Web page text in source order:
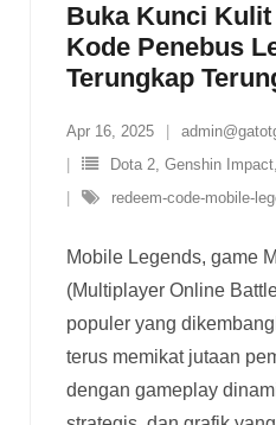
Buka Kunci
Kode Penebus
Terungkap
Apr 16, 2025
Dota 2, Genshin Impact,
redeem-code-mobile-
Mobile Legends, game
(Multiplayer Online
populer yang
terus memikat jutaan
dengan gameplay